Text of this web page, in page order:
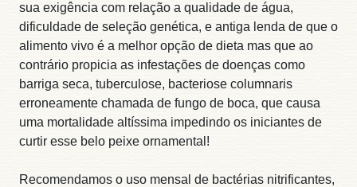
sua exigência com relação a qualidade de água,
dificuldade de seleção genética, e antiga lenda de que o
alimento vivo é a melhor opção de dieta mas que ao
contrário propicia as infestações de doenças como
barriga seca, tuberculose, bacteriose columnaris
erroneamente chamada de fungo de boca, que causa
uma mortalidade altíssima impedindo os iniciantes de
curtir esse belo peixe ornamental!
Recomendamos o uso mensal de bactérias nitrificantes,